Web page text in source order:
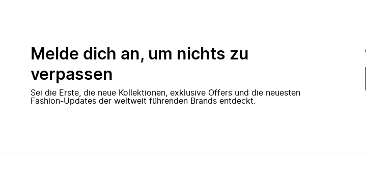
Melde dich an, um nichts zu
verpassen
Sei die Erste, die neue Kollektionen, exklusive Offers und die neuesten
Fashion-Updates der weltweit führenden Brands entdeckt.